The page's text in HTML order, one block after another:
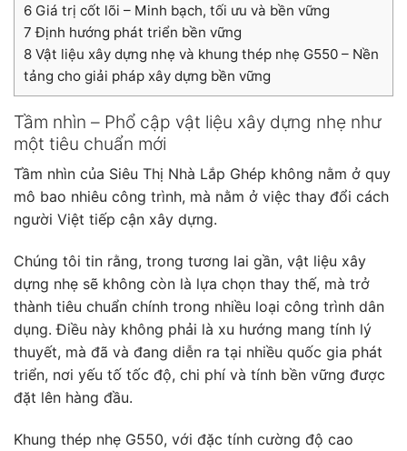
6 Giá trị cốt lõi – Minh bạch, tối ưu và bền vững
7 Định hướng phát triển bền vững
8 Vật liệu xây dựng nhẹ và khung thép nhẹ G550 – Nền
tảng cho giải pháp xây dựng bền vững
Tầm nhìn – Phổ cập vật liệu xây dựng nhẹ như
một tiêu chuẩn mới
Tầm nhìn của Siêu Thị Nhà Lắp Ghép không nằm ở quy
mô bao nhiêu công trình, mà nằm ở việc thay đổi cách
người Việt tiếp cận xây dựng.
Chúng tôi tin rằng, trong tương lai gần, vật liệu xây
dựng nhẹ sẽ không còn là lựa chọn thay thế, mà trở
thành tiêu chuẩn chính trong nhiều loại công trình dân
dụng. Điều này không phải là xu hướng mang tính lý
thuyết, mà đã và đang diễn ra tại nhiều quốc gia phát
triển, nơi yếu tố tốc độ, chi phí và tính bền vững được
đặt lên hàng đầu.
Khung thép nhẹ G550, với đặc tính cường độ cao